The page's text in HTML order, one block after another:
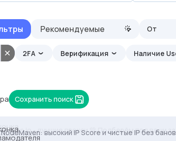
Рекомендуемые От
2FA Верификация Наличие
Сохранить поиск
Proxys.io - лучшие прокси 💚 Подберём под ваши
NodeMaven: высокий IP Score и чистые IP без